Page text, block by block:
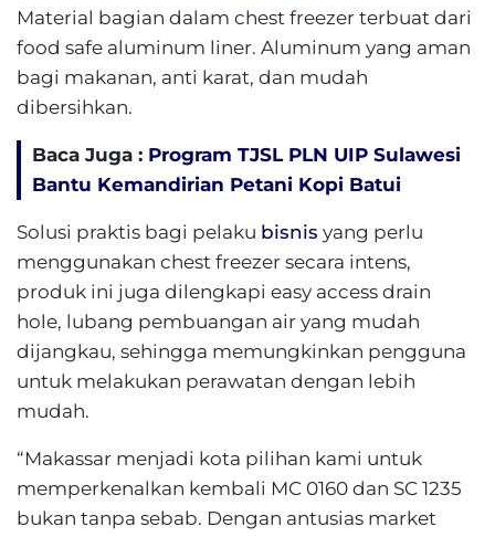
Material bagian dalam chest freezer terbuat dari
food safe aluminum liner. Aluminum yang aman
bagi makanan, anti karat, dan mudah
dibersihkan.
Baca Juga : Program TJSL PLN UIP Sulawesi
Bantu Kemandirian Petani Kopi Batui
Solusi praktis bagi pelaku bisnis yang perlu
menggunakan chest freezer secara intens,
produk ini juga dilengkapi easy access drain
hole, lubang pembuangan air yang mudah
dijangkau, sehingga memungkinkan pengguna
untuk melakukan perawatan dengan lebih
mudah.
“Makassar menjadi kota pilihan kami untuk
memperkenalkan kembali MC 0160 dan SC 1235
bukan tanpa sebab. Dengan antusias market